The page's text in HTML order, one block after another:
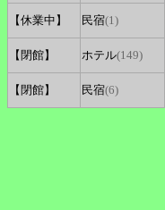
【休業中】 民宿(1)
【閉館】 ホテル(149)
【閉館】 民宿(6)